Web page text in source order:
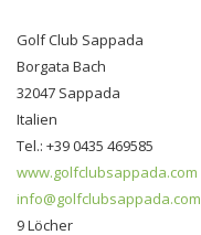
Golf Club Sappada
Borgata Bach
32047 Sappada
Italien
Tel.: +39 0435 469585
www.golfclubsappada.com
info@golfclubsappada.com
9 Löcher